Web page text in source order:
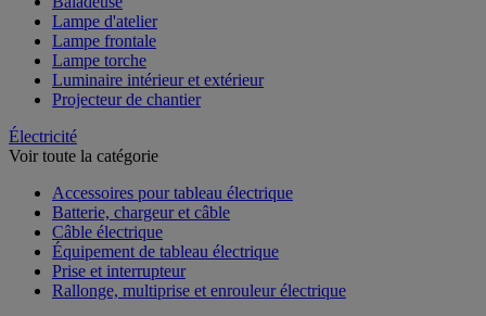
Lampe d'atelier
Lampe frontale
Lampe torche
Luminaire intérieur et extérieur
Projecteur de chantier
Électricité
Voir toute la catégorie
Accessoires pour tableau électrique
Batterie, chargeur et câble
Câble électrique
Équipement de tableau électrique
Prise et interrupteur
Rallonge, multiprise et enrouleur électrique